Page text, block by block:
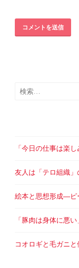
検
「今日の仕事は楽
友人は「テロ組織
絵本と思想形成―ピ
「豚肉は身体に悪
コオロギと毛ガニ